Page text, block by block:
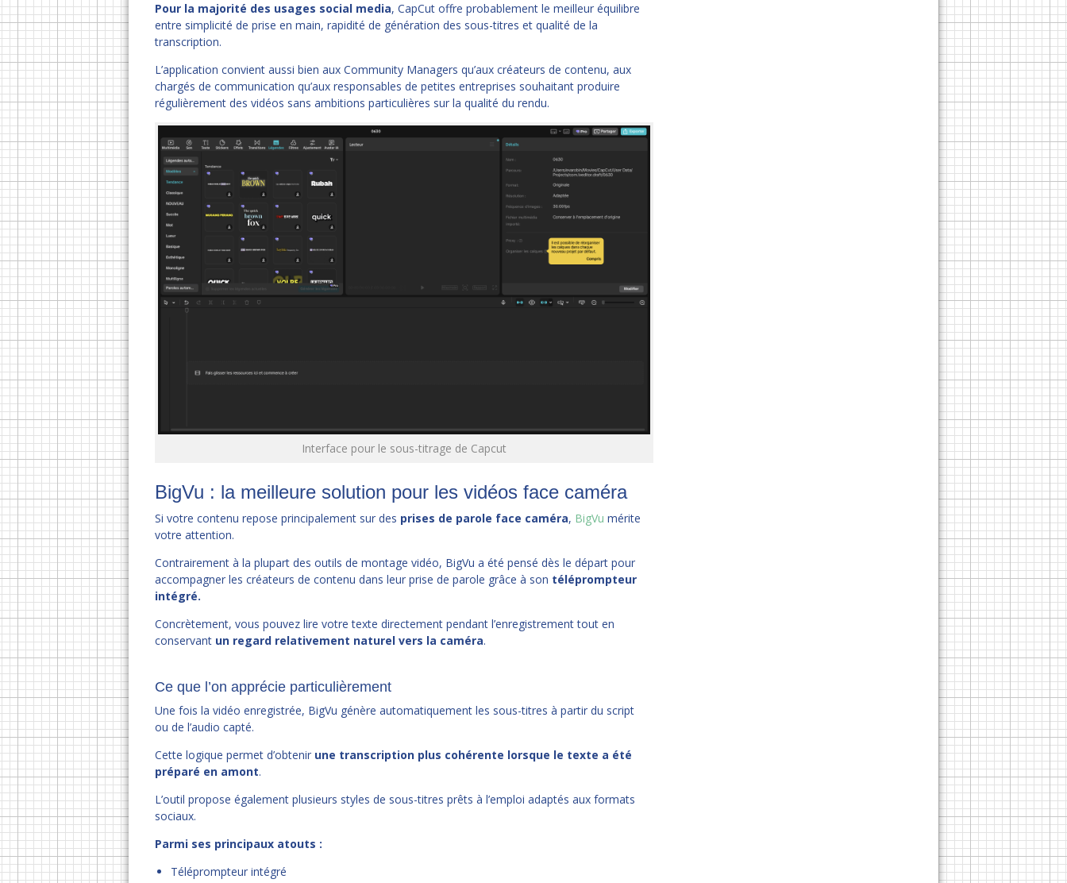
Pour la majorité des usages social media, CapCut offre probablement le meilleur équilibre
entre simplicité de prise en main, rapidité de génération des sous-titres et qualité de la
transcription.
L’application convient aussi bien aux Community Managers qu’aux créateurs de contenu, aux
chargés de communication qu’aux responsables de petites entreprises souhaitant produire
régulièrement des vidéos sans ambitions particulières sur la qualité du rendu.
Interface pour le sous-titrage de Capcut
BigVu : la meilleure solution pour les vidéos face caméra
Si votre contenu repose principalement sur des prises de parole face caméra, BigVu mérite
votre attention.
Contrairement à la plupart des outils de montage vidéo, BigVu a été pensé dès le départ pour
accompagner les créateurs de contenu dans leur prise de parole grâce à son téléprompteur
intégré.
Concrètement, vous pouvez lire votre texte directement pendant l’enregistrement tout en
conservant un regard relativement naturel vers la caméra.
Ce que l’on apprécie particulièrement
Une fois la vidéo enregistrée, BigVu génère automatiquement les sous-titres à partir du script
ou de l’audio capté.
Cette logique permet d’obtenir une transcription plus cohérente lorsque le texte a été
préparé en amont.
L’outil propose également plusieurs styles de sous-titres prêts à l’emploi adaptés aux formats
sociaux.
Parmi ses principaux atouts :
Téléprompteur intégré